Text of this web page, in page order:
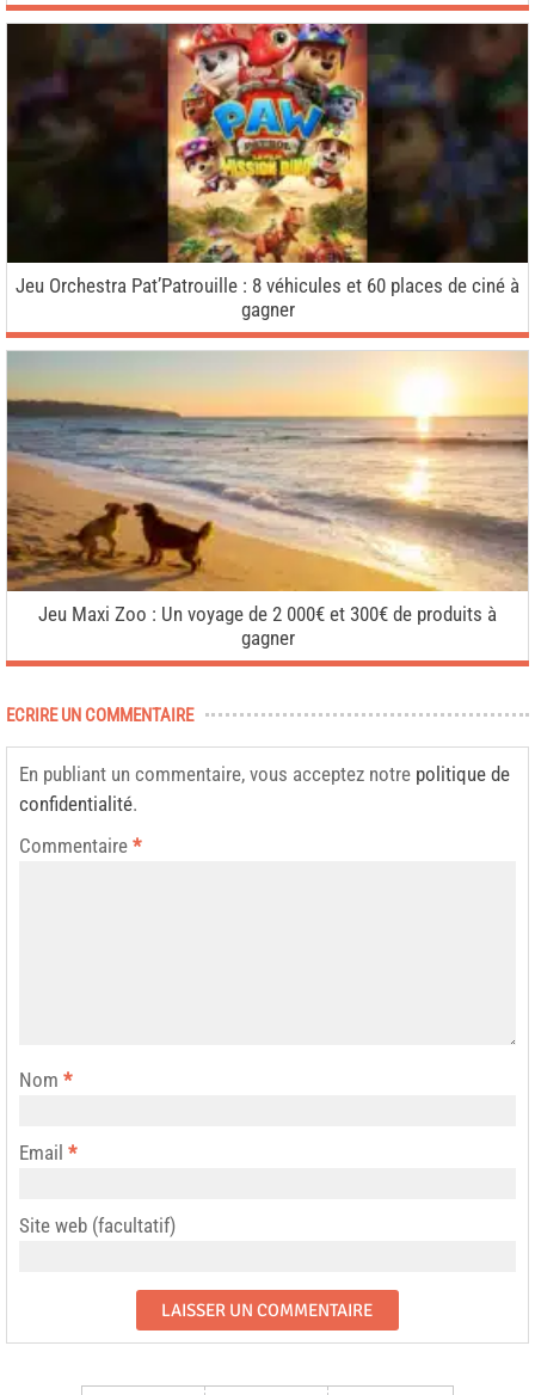
Jeu Orchestra Pat’Patrouille : 8 véhicules et 60 places de ciné à
gagner
Jeu Maxi Zoo : Un voyage de 2 000€ et 300€ de produits à
gagner
ECRIRE UN COMMENTAIRE
En publiant un commentaire, vous acceptez notre politique de
confidentialité.
Commentaire *
Nom *
Email *
Site web (facultatif)